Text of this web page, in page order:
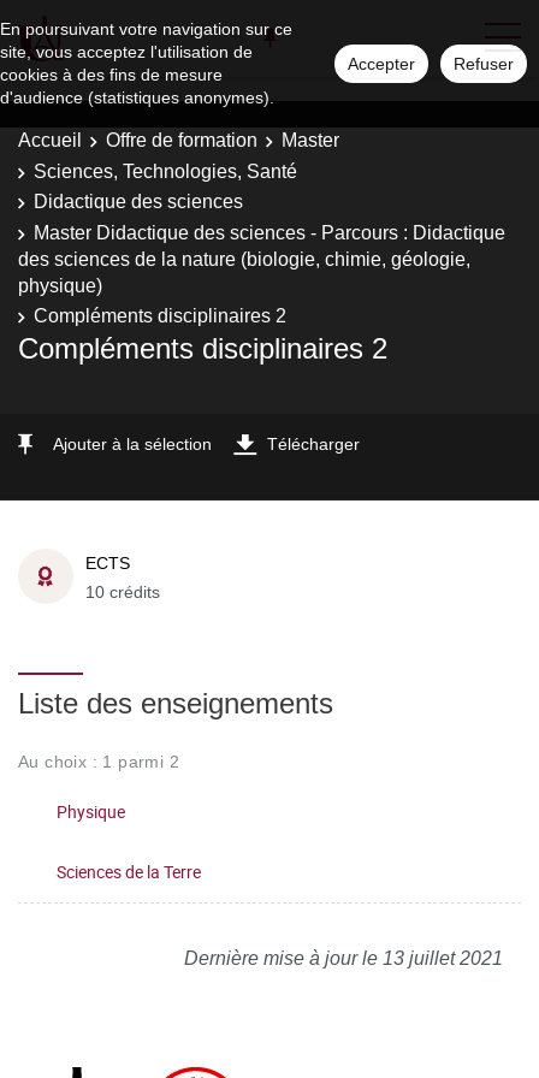
En poursuivant votre navigation sur ce
site, vous acceptez l'utilisation de
cookies à des fins de mesure
d'audience (statistiques anonymes).
Accepter Refuser
Accueil Offre de formation
Master
Sciences, Technologies, Santé
Didactique des sciences
Master Didactique des sciences - Parcours : Didactique
des sciences de la nature (biologie, chimie, géologie,
physique)
Compléments disciplinaires 2
Compléments disciplinaires 2
Ajouter à la sélection Télécharger
ECTS
10 crédits
Liste des enseignements
Au choix : 1 parmi 2
Physique
Sciences de la Terre
Dernière mise à jour le 13 juillet 2021